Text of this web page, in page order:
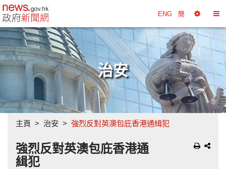
政府新聞網主頁 ENG 簡
擇
換
目
錄
治安
主頁 治安 強烈反對英澳包庇香港通緝犯
強烈反對英澳包庇香港通
緝犯